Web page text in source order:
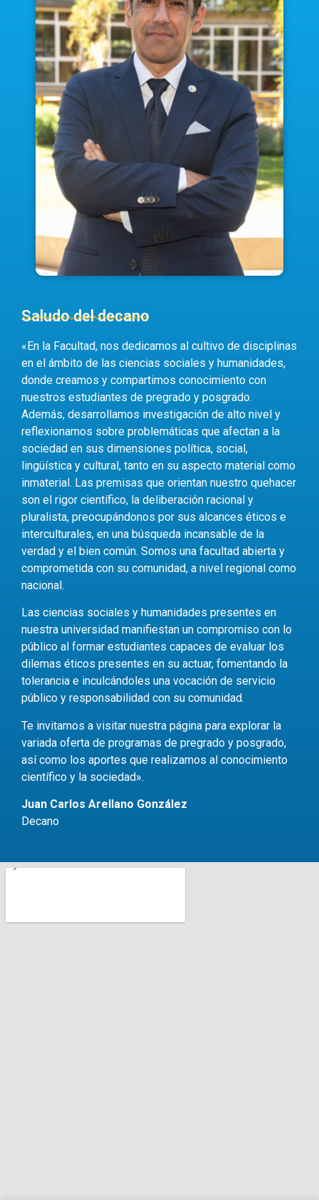
Saludo del decano
«En la Facultad, nos dedicamos al cultivo de disciplinas
en el ámbito de las ciencias sociales y humanidades,
donde creamos y compartimos conocimiento con
nuestros estudiantes de pregrado y posgrado.
Además, desarrollamos investigación de alto nivel y
reflexionamos sobre problemáticas que afectan a la
sociedad en sus dimensiones política, social,
lingüística y cultural, tanto en su aspecto material como
inmaterial. Las premisas que orientan nuestro quehacer
son el rigor científico, la deliberación racional y
pluralista, preocupándonos por sus alcances éticos e
interculturales, en una búsqueda incansable de la
verdad y el bien común. Somos una facultad abierta y
comprometida con su comunidad, a nivel regional como
nacional.
Las ciencias sociales y humanidades presentes en
nuestra universidad manifiestan un compromiso con lo
público al formar estudiantes capaces de evaluar los
dilemas éticos presentes en su actuar, fomentando la
tolerancia e inculcándoles una vocación de servicio
público y responsabilidad con su comunidad.
Te invitamos a visitar nuestra página para explorar la
variada oferta de programas de pregrado y posgrado,
así como los aportes que realizamos al conocimiento
científico y la sociedad».
Juan Carlos Arellano González
Decano